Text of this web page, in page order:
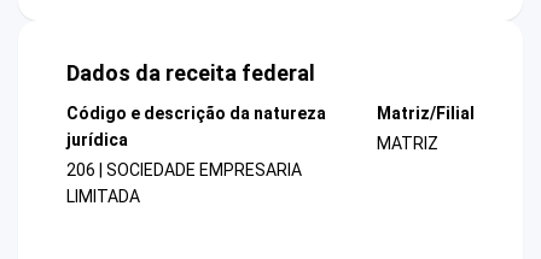
Dados da receita federal
Código e descrição da natureza
jurídica
206 | SOCIEDADE EMPRESARIA
LIMITADA
Matriz/Filial
MATRIZ